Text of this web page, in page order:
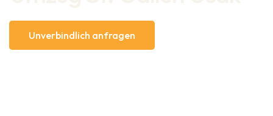
Unverbindlich anfragen